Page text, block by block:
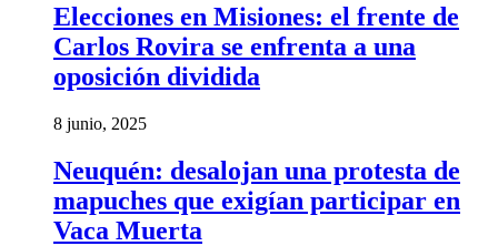
Elecciones en Misiones: el frente de
Carlos Rovira se enfrenta a una
oposición dividida
8 junio, 2025
Neuquén: desalojan una protesta de
mapuches que exigían participar en
Vaca Muerta